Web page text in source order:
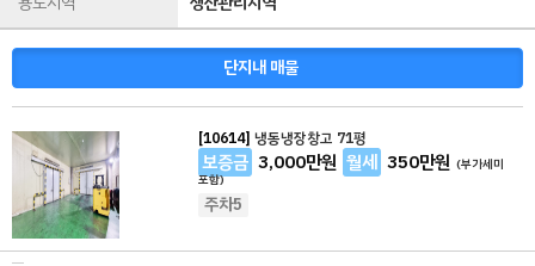
단지내 매물
[10614] 냉동냉장창고 71평
보증금 3,000만원 월세 350만원 (부가세미
포함)
주차5